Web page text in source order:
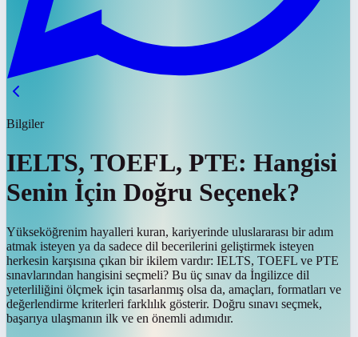
Bilgiler
IELTS, TOEFL, PTE: Hangisi
Senin İçin Doğru Seçenek?
Yükseköğrenim hayalleri kuran, kariyerinde uluslararası bir adım
atmak isteyen ya da sadece dil becerilerini geliştirmek isteyen
herkesin karşısına çıkan bir ikilem vardır: IELTS, TOEFL ve PTE
sınavlarından hangisini seçmeli? Bu üç sınav da İngilizce dil
yeterliliğini ölçmek için tasarlanmış olsa da, amaçları, formatları ve
değerlendirme kriterleri farklılık gösterir. Doğru sınavı seçmek,
başarıya ulaşmanın ilk ve en önemli adımıdır.